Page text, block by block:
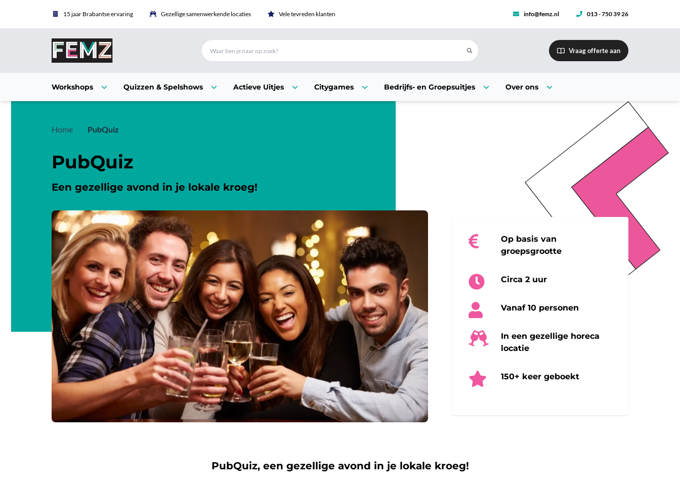
15 jaar Brabantse ervaring Gezellige samenwerkende locaties Vele tevreden klanten info@femz.nl 013 - 750 39 26
Vraag offerte aan
Workshops Quizzen & Spelshows Actieve Uitjes Citygames Bedrijfs- en Groepsuitjes Over ons
Home PubQuiz
PubQuiz
Een gezellige avond in je lokale kroeg!
Op basis van
groepsgrootte
Circa 2 uur
Vanaf 10 personen
In een gezellige horeca
locatie
150+ keer geboekt
PubQuiz, een gezellige avond in je lokale kroeg!